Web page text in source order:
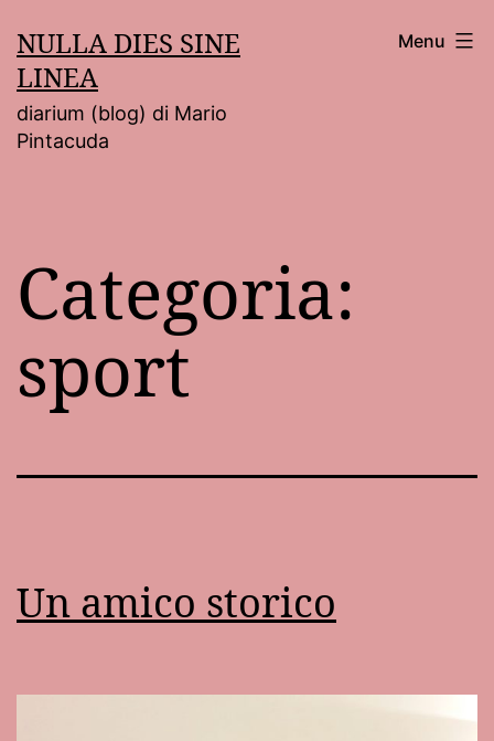
al
contenuto
NULLA DIES SINE
LINEA
diarium (blog) di Mario
Pintacuda
Menu
Categoria:
sport
Un amico storico